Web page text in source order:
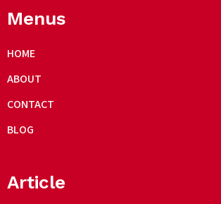
Menus
HOME
ABOUT
CONTACT
BLOG
Article